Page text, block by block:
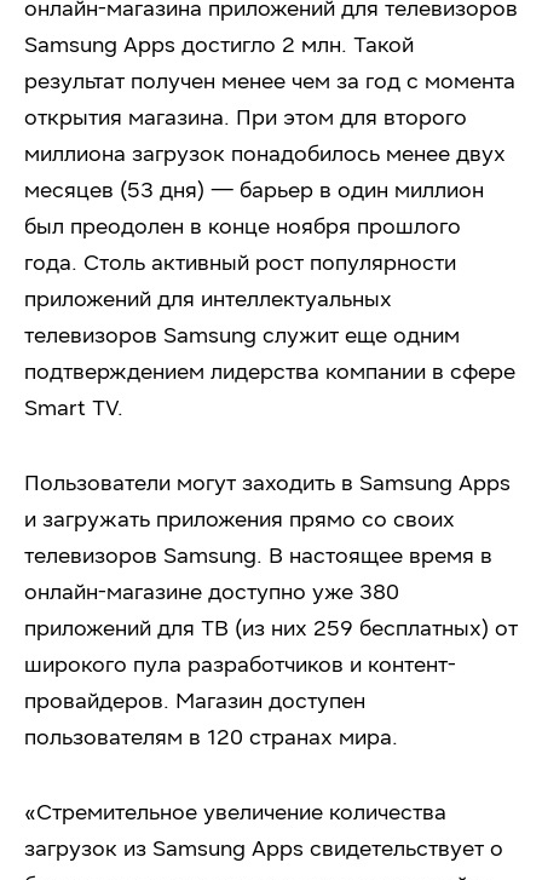
онлайн-магазина приложений для телевизоров
Samsung Apps достигло 2 млн. Такой
результат получен менее чем за год с момента
открытия магазина. При этом для второго
миллиона загрузок понадобилось менее двух
месяцев (53 дня) — барьер в один миллион
был преодолен в конце ноября прошлого
года. Столь активный рост популярности
приложений для интеллектуальных
телевизоров Samsung служит еще одним
подтверждением лидерства компании в сфере
Smart TV.
Пользователи могут заходить в Samsung Apps
и загружать приложения прямо со своих
телевизоров Samsung. В настоящее время в
онлайн-магазине доступно уже 380
приложений для ТВ (из них 259 бесплатных) от
широкого пула разработчиков и контент-
провайдеров. Магазин доступен
пользователям в 120 странах мира.
«Стремительное увеличение количества
загрузок из Samsung Apps свидетельствует о